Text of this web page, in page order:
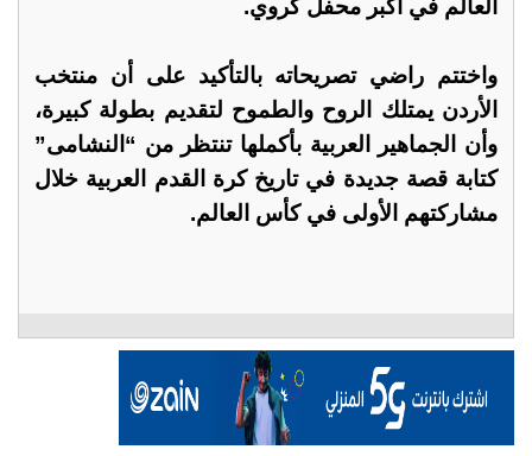
العالم في أكبر محفل كروي.
واختتم راضي تصريحاته بالتأكيد على أن منتخب
الأردن يمتلك الروح والطموح لتقديم بطولة كبيرة،
وأن الجماهير العربية بأكملها تنتظر من “النشامى”
كتابة قصة جديدة في تاريخ كرة القدم العربية خلال
مشاركتهم الأولى في كأس العالم.